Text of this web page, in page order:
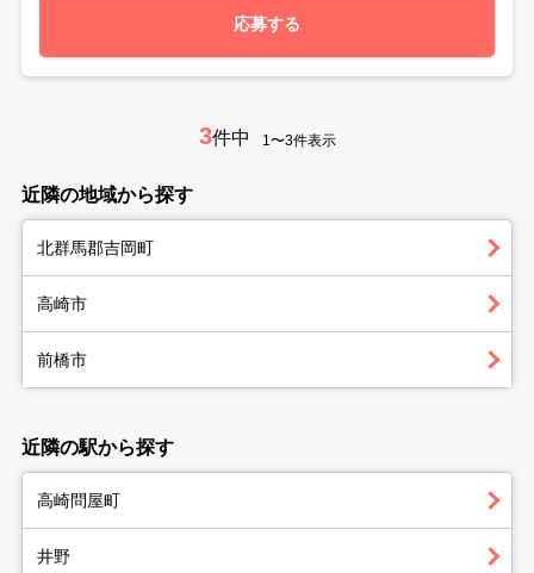
応募する
3件中 1〜3件表示
近隣の地域から探す
北群馬郡吉岡町
高崎市
前橋市
近隣の駅から探す
高崎問屋町
井野